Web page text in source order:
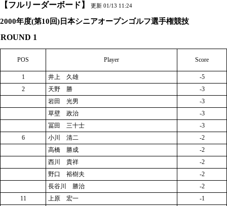
【フルリーダーボード】 更新 01/13 11:24
2000年度(第10回)日本シニアオープンゴルフ選手権競技
ROUND 1
POS Player Score
1 井上 久雄
-5
2
天野 勝
-3
岩田 光男
-3
草壁 政治
-3
冨田 三十士
-3
6
小川 清二
-2
高橋 勝成
-2
西川 貴祥
-2
野口 裕樹夫
-2
長谷川 勝治
-2
11
上原 宏一
-1